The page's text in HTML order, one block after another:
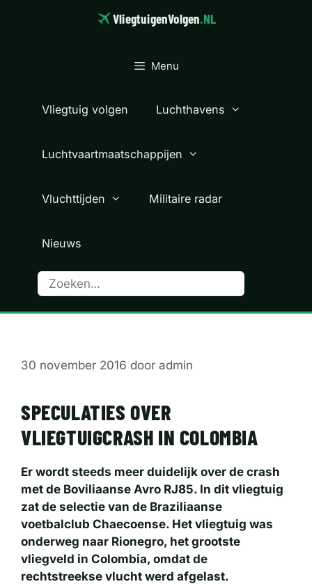
VliegtuigenVolgen.NL
Menu
Vliegtuig volgen Luchthavens
Luchtvaartmaatschappijen
Vluchttijden Militaire radar
Nieuws
30 november 2016 door admin
SPECULATIES OVER
VLIEGTUIGCRASH IN COLOMBIA
Er wordt steeds meer duidelijk over de crash
met de Boviliaanse Avro RJ85. In dit vliegtuig
zat de selectie van de Braziliaanse
voetbalclub Chaecoense. Het vliegtuig was
onderweg naar Rionegro, het grootste
vliegveld in Colombia, omdat de
rechtstreekse vlucht werd afgelast.